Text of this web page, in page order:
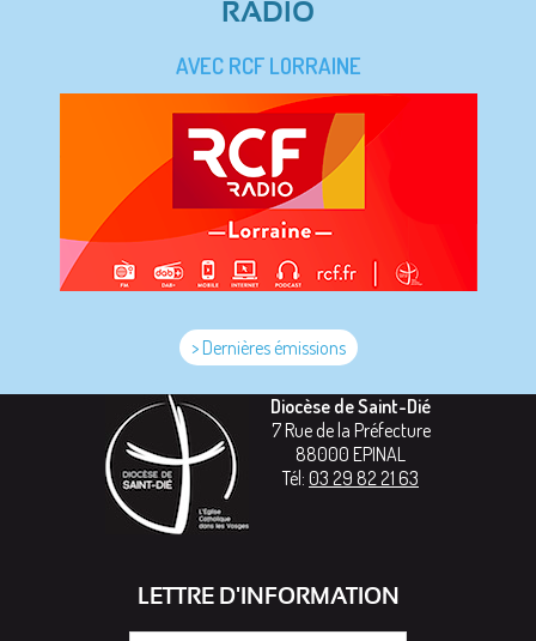
RADIO
AVEC RCF LORRAINE
> Dernières émissions
Diocèse de Saint-Dié
7 Rue de la Préfecture
88000 EPINAL
Tél: 03 29 82 21 63
LETTRE D'INFORMATION